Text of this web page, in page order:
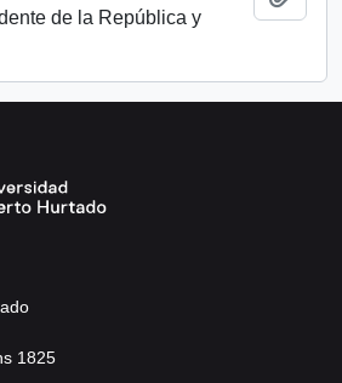
de la República y
1825